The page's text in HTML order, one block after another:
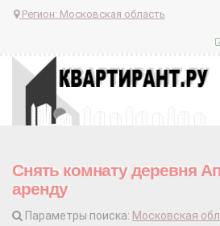
Регион: Московская область
Снять комнату деревня
аренду
Параметры поиска: Московская